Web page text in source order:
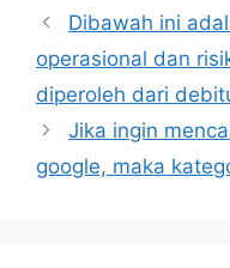
Dibawah ini
operasional dan
diperoleh dari
Jika ingin
google, maka